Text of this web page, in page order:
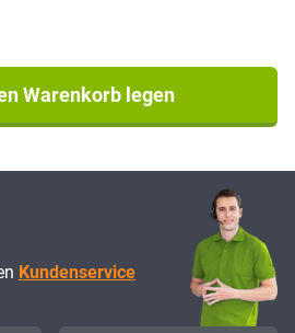
Warenkorb legen
Kundenservice